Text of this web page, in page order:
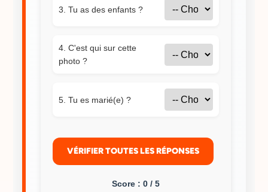
3. Tu as des enfants ?
4. C'est qui sur cette
photo ?
5. Tu es marié(e) ?
VÉRIFIER TOUTES LES RÉPONSES
Score : 0 / 5